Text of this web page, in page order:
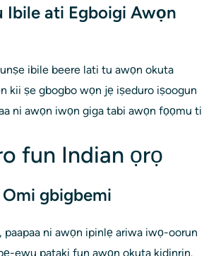
Ibile ati Egboigi Awọn
ibile beere lati tu awọn okuta
kii ṣe gbogbo wọn jẹ iṣeduro iṣoogun
ni awọn iwọn giga tabi awọn fọọmu ti
fun Indian ọrọ
gbigbemi
paapaa ni awọn ipinlẹ ariwa iwọ-oorun
ewu pataki fun awọn okuta kidinrin.